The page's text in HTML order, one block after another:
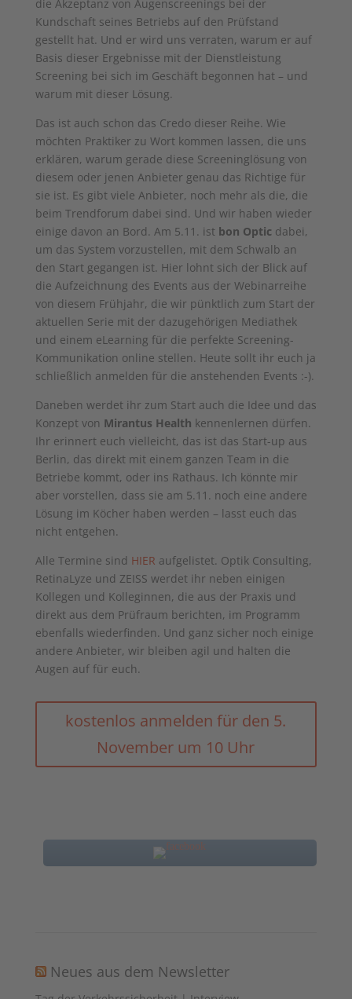
die Akzeptanz von Augenscreenings bei der
Kundschaft seines Betriebs auf den Prüfstand
gestellt hat. Und er wird uns verraten, warum er auf
Basis dieser Ergebnisse mit der Dienstleistung
Screening bei sich im Geschäft begonnen hat – und
warum mit dieser Lösung.
Das ist auch schon das Credo dieser Reihe. Wie
möchten Praktiker zu Wort kommen lassen, die uns
erklären, warum gerade diese Screeninglösung von
diesem oder jenen Anbieter genau das Richtige für
sie ist. Es gibt viele Anbieter, noch mehr als die, die
beim Trendforum dabei sind. Und wir haben wieder
einige davon an Bord. Am 5.11. ist bon Opticdabei,
um das System vorzustellen, mit dem Schwalb an
den Start gegangen ist. Hier lohnt sich der Blick auf
die Aufzeichnung des Events aus der Webinarreihe
von diesem Frühjahr, die wir pünktlich zum Start der
aktuellen Serie mit der dazugehörigen Mediathek
und einem eLearning für die perfekte Screening-
Kommunikation online stellen. Heute sollt ihr euch ja
schließlich anmelden für die anstehenden Events :-).
Daneben werdet ihr zum Start auch die Idee und das
Konzept von Mirantus Health kennenlernen dürfen.
Ihr erinnert euch vielleicht, das ist das Start-up aus
Berlin, das direkt mit einem ganzen Team in die
Betriebe kommt, oder ins Rathaus. Ich könnte mir
aber vorstellen, dass sie am 5.11. noch eine andere
Lösung im Köcher haben werden – lasst euch das
nicht entgehen.
Alle Termine sind HIER aufgelistet. Optik Consulting,
RetinaLyze und ZEISS werdet ihr neben einigen
Kollegen und Kolleginnen, die aus der Praxis und
direkt aus dem Prüfraum berichten, im Programm
ebenfalls wiederfinden. Und ganz sicher noch einige
andere Anbieter, wir bleiben agil und halten die
Augen auf für euch.
kostenlos anmelden für den 5.
November um 10 Uhr
Neues aus dem Newsletter